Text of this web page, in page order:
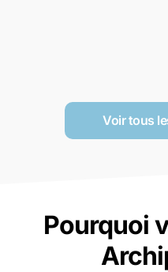
Voir tous
Pourquoi